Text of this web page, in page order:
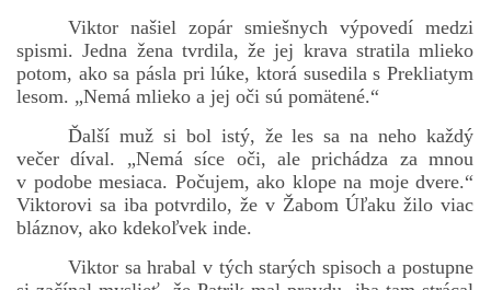
Viktor našiel zopár smiešnych výpovedí medzi
spismi. Jedna žena tvrdila, že jej krava stratila mlieko
potom, ako sa pásla pri lúke, ktorá susedila s Prekliatym
lesom. „Nemá mlieko a jej oči sú pomätené.“
Ďalší muž si bol istý, že les sa na neho každý
večer díval. „Nemá síce oči, ale prichádza za mnou
v podobe mesiaca. Počujem, ako klope na moje dvere.“
Viktorovi sa iba potvrdilo, že v Žabom Úľaku žilo viac
bláznov, ako kdekoľvek inde.
Viktor sa hrabal v tých starých spisoch a postupne